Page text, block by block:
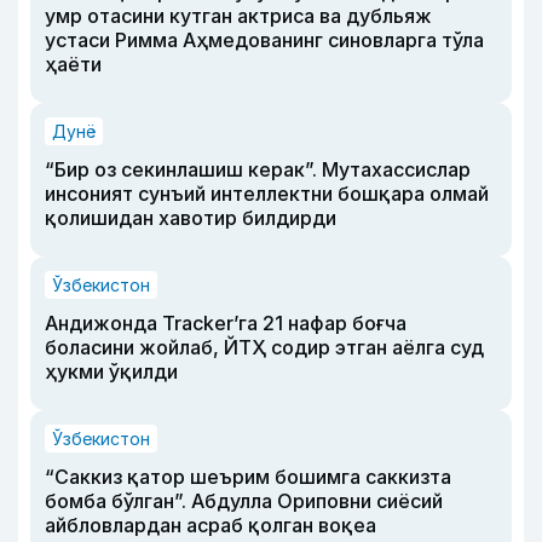
умр отасини кутган актриса ва дубльяж
устаси Римма Аҳмедованинг синовларга тўла
ҳаёти
Дунё
“Бир оз секинлашиш керак”. Мутахассислар
инсоният сунъий интеллектни бошқара олмай
қолишидан хавотир билдирди
Ўзбекистон
Андижонда Tracker’га 21 нафар боғча
боласини жойлаб, ЙТҲ содир этган аёлга суд
ҳукми ўқилди
Ўзбекистон
“Саккиз қатор шеърим бошимга саккизта
бомба бўлган”. Абдулла Ориповни сиёсий
айбловлардан асраб қолган воқеа